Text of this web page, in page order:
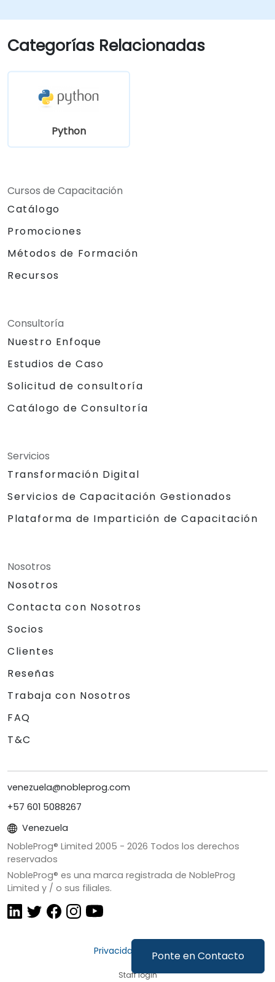
Ponte en Contacto
Excel.
Categorías Relacionadas
Python
Cursos de Capacitación
Catálogo
Promociones
Métodos de Formación
Recursos
Consultoría
Nuestro Enfoque
Estudios de Caso
Solicitud de consultoría
Catálogo de Consultoría
Servicios
Transformación Digital
Servicios de Capacitación Gestionados
Plataforma de Impartición de Capacitación
Nosotros
Nosotros
Contacta con Nosotros
Socios
Clientes
Reseñas
Trabaja con Nosotros
FAQ
T&C
venezuela@nobleprog.com
+57 601 5088267
Venezuela
NobleProg® Limited 2005 - 2026 Todos los derechos
reservados
NobleProg® es una marca registrada de NobleProg
Limited y / o sus filiales.
Privacidad y Cookies
Staff login